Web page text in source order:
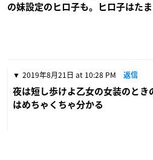
の妹設定のヒロ子も。ヒロ子はた
2019年8月21日 at 10:28 PM 返信
夜は短し歩けよ乙女の女装のとき
はめちゃくちゃ分かる